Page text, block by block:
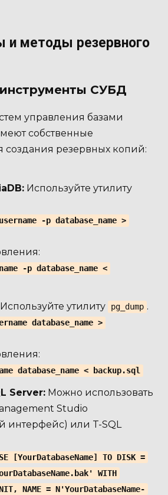
и методы резервного
СУБД
управления базами
собственные
создания резервных копий:
Используйте утилиту
-p database_name >
-p database_name <
Используйте утилиту pg_dump .
database_name >
database_name < backup.sql
Server: Можно использовать
Studio
интерфейс) или T-SQL
[YourDatabaseName] TO DISK =
WITH
NAME = N'YourDatabaseName-